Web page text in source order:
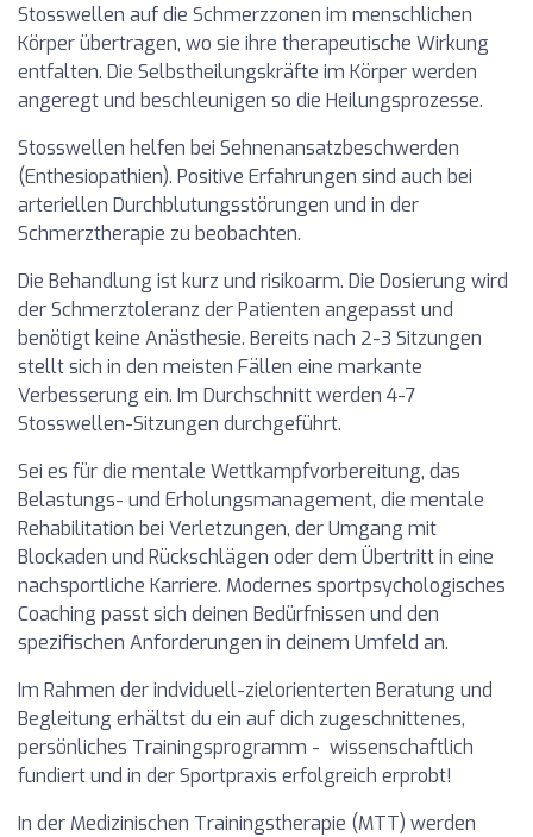
Stosswellen auf die Schmerzzonen im menschlichen
Körper übertragen, wo sie ihre therapeutische Wirkung
entfalten. Die Selbstheilungskräfte im Körper werden
angeregt und beschleunigen so die Heilungsprozesse.
Stosswellen helfen bei Sehnenansatzbeschwerden
(Enthesiopathien). Positive Erfahrungen sind auch bei
arteriellen Durchblutungsstörungen und in der
Schmerztherapie zu beobachten.
Die Behandlung ist kurz und risikoarm. Die Dosierung wird
der Schmerztoleranz der Patienten angepasst und
benötigt keine Anästhesie. Bereits nach 2-3 Sitzungen
stellt sich in den meisten Fällen eine markante
Verbesserung ein. Im Durchschnitt werden 4-7
Stosswellen-Sitzungen durchgeführt.
Sei es für die mentale Wettkampfvorbereitung, das
Belastungs- und Erholungsmanagement, die mentale
Rehabilitation bei Verletzungen, der Umgang mit
Blockaden und Rückschlägen oder dem Übertritt in eine
nachsportliche Karriere. Modernes sportpsychologisches
Coaching passt sich deinen Bedürfnissen und den
spezifischen Anforderungen in deinem Umfeld an.
Im Rahmen der indviduell-zielorienterten Beratung und
Begleitung erhältst du ein auf dich zugeschnittenes,
persönliches Trainingsprogramm - wissenschaftlich
fundiert und in der Sportpraxis erfolgreich erprobt!
In der Medizinischen Trainingstherapie (MTT) werden